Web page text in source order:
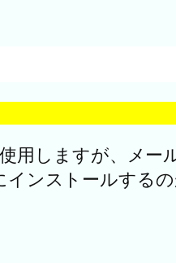
用しますが、メー
ンストールするの